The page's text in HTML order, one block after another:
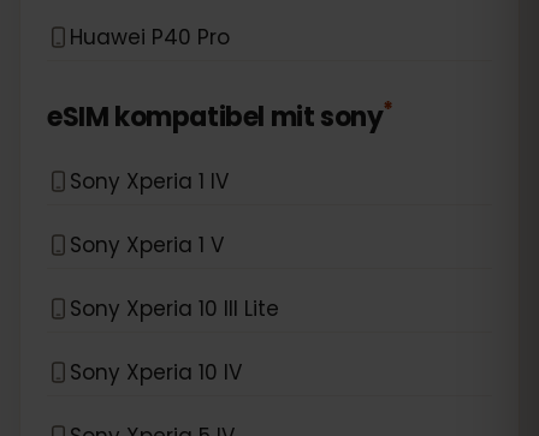
Huawei P40 Pro
eSIM kompatibel mitsony*
Sony Xperia 1 IV
Sony Xperia 1 V
Sony Xperia 10 III Lite
Sony Xperia 10 IV